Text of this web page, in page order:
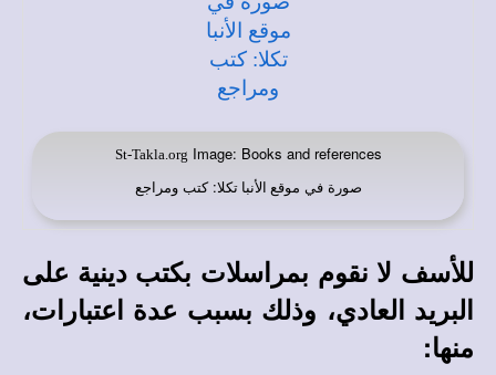
St-Takla.org Image: Books and references
صورة في موقع الأنبا تكلا: كتب ومراجع
للأسف لا نقوم بمراسلات بكتب دينية على
البريد العادي، وذلك بسبب عدة اعتبارات،
منها: